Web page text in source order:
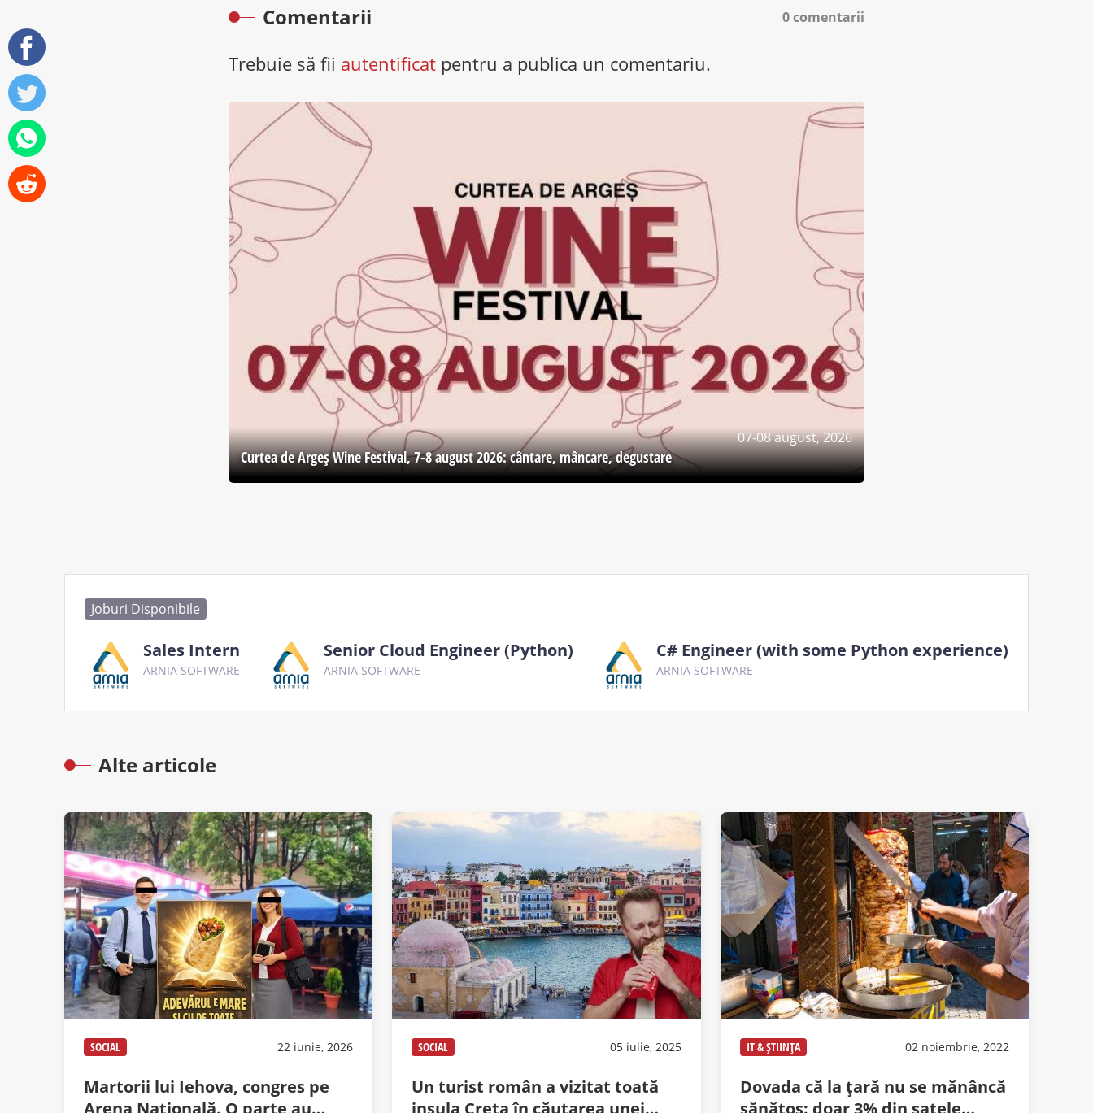
Comentarii 0 comentarii
Trebuie să fii autentificatpentru a publica un comentariu.
07-08 august, 2026
Curtea de Argeş Wine Festival, 7-8 august 2026: cântare, mâncare, degustare
Joburi Disponibile
Sales Intern
ARNIA SOFTWARE
Senior Cloud Engineer (Python)
ARNIA SOFTWARE
C# Engineer (with some Python experience)
ARNIA SOFTWARE
Alte articole
SOCIAL 22 iunie, 2026
Martorii lui Iehova, congres pe
SOCIAL 05 iulie, 2025
Un turist român a vizitat toată
IT & ȘTIINȚA 02 noiembrie, 2022
Dovada că la țară nu se mănâncă